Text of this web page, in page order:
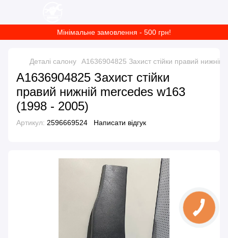
Мінімальне замовлення - 500 грн!
Деталі салону A1636904825 Захист стійки правий
A1636904825 Захист стійки
правий нижній mercedes w163
(1998 - 2005)
Артикул: 2596669524 Написати відгук